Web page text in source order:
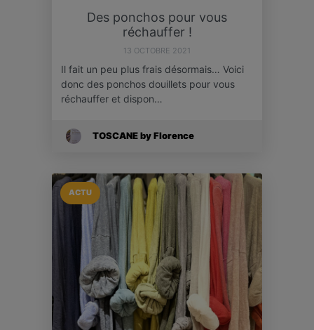
Des ponchos pour vous
réchauffer !
13 OCTOBRE 2021
Il fait un peu plus frais désormais… Voici
donc des ponchos douillets pour vous
réchauffer et dispon…
TOSCANE by Florence
ACTU